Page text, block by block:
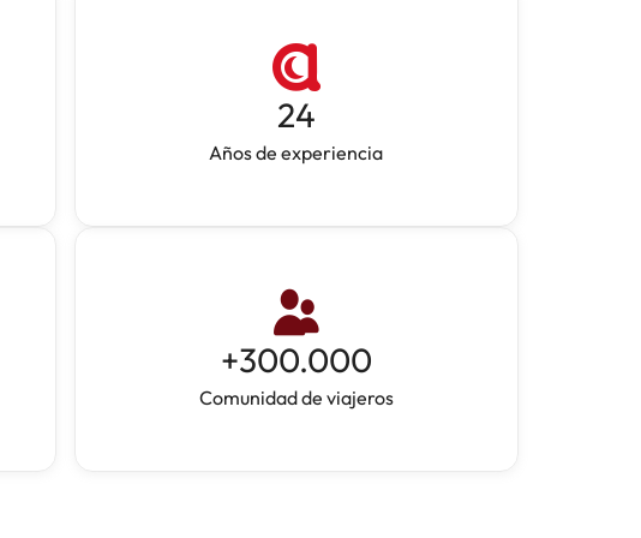
24
Años de experiencia
+300.000
Comunidad de viajeros